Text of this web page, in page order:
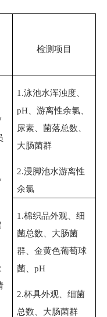
检测项目
1.泳池水浑浊度、
pH 、游离性余氯、
尿素、菌落总数、
大肠菌群
2.浸脚池水游离性
余氯
1.棉织品外观、细
菌总数、大肠菌
群、金黄色葡萄球
菌、pH
2.杯具外观、细菌
总数、大肠菌群